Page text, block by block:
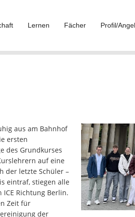
Lernen Fächer Profil/
aus am Bahnhof
ersten
des Grundkurses
auf eine
der letzte Schüler –
eintraf, stiegen alle
Richtung Berlin.
Zeit für
der